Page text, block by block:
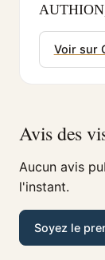
Voir sur
Avis des
Aucun avis
l'instant.
Soyez le